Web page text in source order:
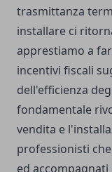
trasmittanza
installare ci
apprestiamo a
incentivi fiscali
dell'efficienza
fondamentale
vendita e
professionisti
ed